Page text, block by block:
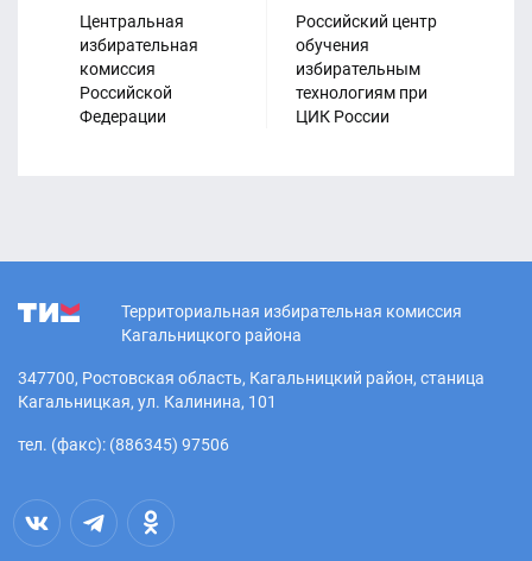
Центральная
избирательная
комиссия
Российской
Федерации
Российский центр
обучения
избирательным
технологиям при
ЦИК России
Территориальная избирательная комиссия
Кагальницкого района
347700, Ростовская область, Кагальницкий район, станица
Кагальницкая, ул. Калинина, 101
тел. (факс): (886345) 97506